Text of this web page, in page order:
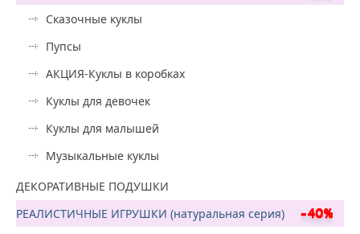
Сказочные куклы
Пупсы
АКЦИЯ-Куклы в коробках
Куклы для девочек
Куклы для малышей
Музыкальные куклы
ДЕКОРАТИВНЫЕ ПОДУШКИ
РЕАЛИСТИЧНЫЕ ИГРУШКИ (натуральная серия)